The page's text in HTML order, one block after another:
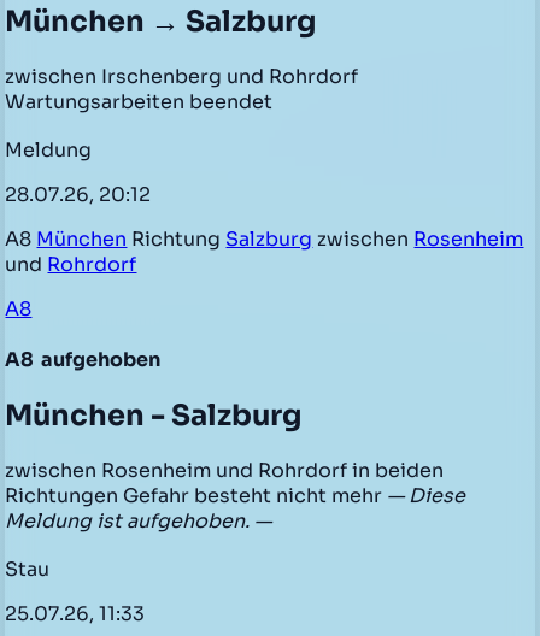
München → Salzburg
zwischen Irschenberg und Rohrdorf
Wartungsarbeiten beendet
Meldung
28.07.26, 20:12
A8 München Richtung Salzburg zwischen Rosenheim
und Rohrdorf
A8
A8 aufgehoben
München - Salzburg
zwischen Rosenheim und Rohrdorf in beiden
Richtungen Gefahr besteht nicht mehr — Diese
Meldung ist aufgehoben. —
Stau
25.07.26, 11:33